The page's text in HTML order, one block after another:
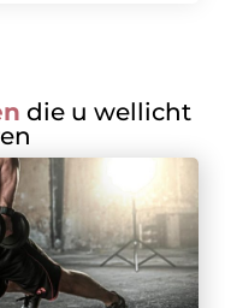
die u wellicht